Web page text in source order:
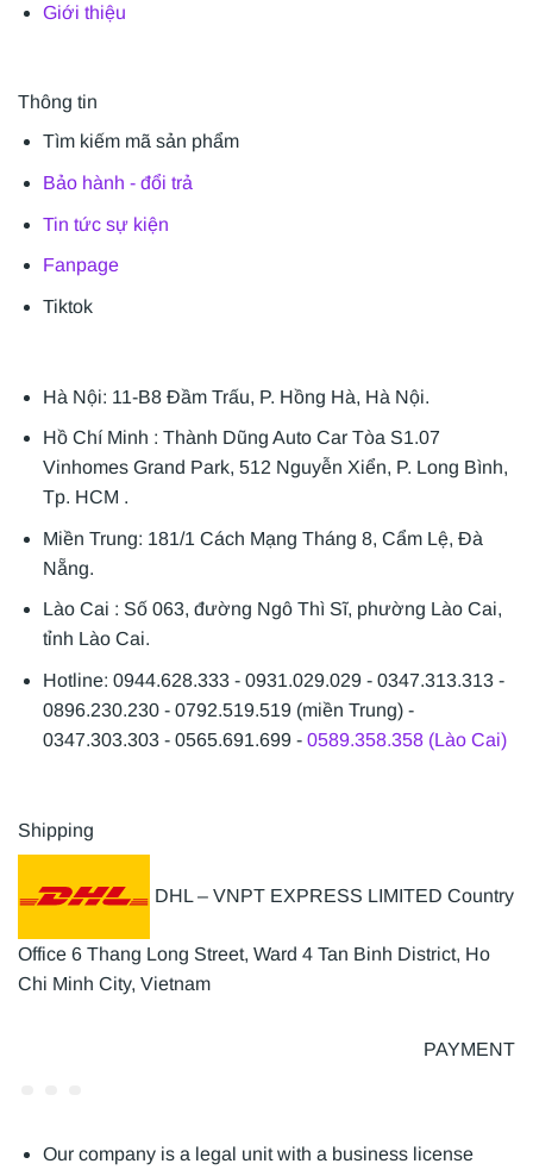
Giới thiệu
Thông tin
Tìm kiếm mã sản phẩm
Bảo hành - đổi trả
Tin tức sự kiện
Fanpage
Tiktok
Hà Nội: 11-B8 Đầm Trấu, P. Hồng Hà, Hà Nội.
Hồ Chí Minh : Thành Dũng Auto Car Tòa S1.07
Vinhomes Grand Park, 512 Nguyễn Xiển, P. Long Bình,
Tp. HCM .
Miền Trung: 181/1 Cách Mạng Tháng 8, Cẩm Lệ, Đà
Nẵng.
Lào Cai : Số 063, đường Ngô Thì Sĩ, phường Lào Cai,
tỉnh Lào Cai.
Hotline: 0944.628.333 - 0931.029.029 - 0347.313.313 -
0896.230.230 - 0792.519.519 (miền Trung) -
0347.303.303 - 0565.691.699 - 0589.358.358 (Lào Cai)
Shipping
DHL – VNPT EXPRESS LIMITED Country
Office 6 Thang Long Street, Ward 4 Tan Binh District, Ho
Chi Minh City, Vietnam
PAYMENT
Our company is a legal unit with a business license